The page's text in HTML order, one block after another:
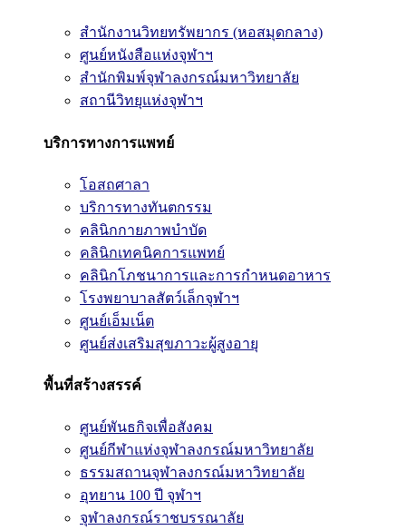
สำนักงานวิทยทรัพยากร (หอสมุดกลาง)
ศูนย์หนังสือแห่งจุฬาฯ
สำนักพิมพ์จุฬาลงกรณ์มหาวิทยาลัย
สถานีวิทยุแห่งจุฬาฯ
บริการทางการแพทย์
โอสถศาลา
บริการทางทันตกรรม
คลินิกกายภาพบำบัด
คลินิกเทคนิคการแพทย์
คลินิกโภชนาการและการกำหนดอาหาร
โรงพยาบาลสัตว์เล็กจุฬาฯ
ศูนย์เอ็มเน็ต
ศูนย์ส่งเสริมสุขภาวะผู้สูงอายุ
พื้นที่สร้างสรรค์
ศูนย์พันธกิจเพื่อสังคม
ศูนย์กีฬาแห่งจุฬาลงกรณ์มหาวิทยาลัย
ธรรมสถานจุฬาลงกรณ์มหาวิทยาลัย
อุทยาน 100 ปี จุฬาฯ
จุฬาลงกรณ์ราชบรรณาลัย